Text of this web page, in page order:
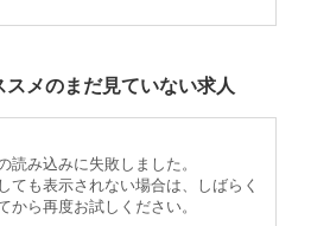
スメのまだ見ていない求人
読み込みに失敗しました。
ても表示されない場合は、しばらく
から再度お試しください。